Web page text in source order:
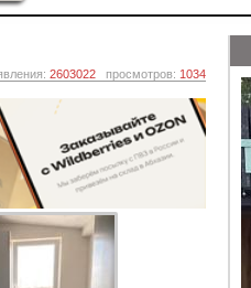
2603022 просмотров: 1034